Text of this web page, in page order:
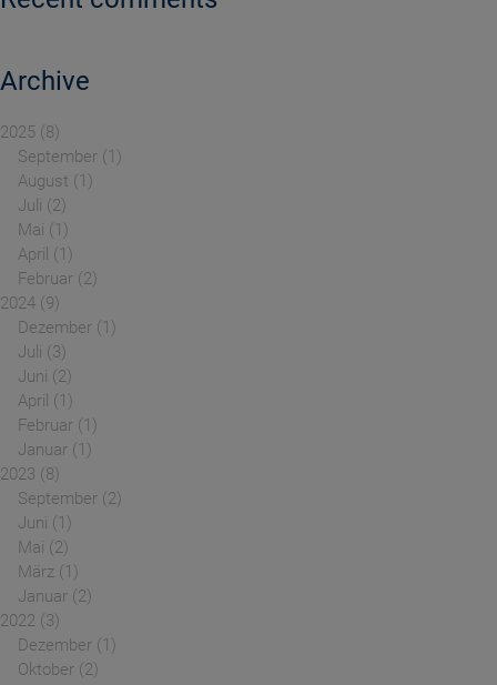
Archive
2025 8
September 1
August
1
Juli
2
Mai
1
April
1
Februar 2
2024 9
Dezember 1
Juli
3
Juni
2
April
1
Februar 1
Januar 1
2023
8
September 2
Juni
1
Mai
2
März 1
Januar 2
2022 3
Dezember 1
Oktober 2